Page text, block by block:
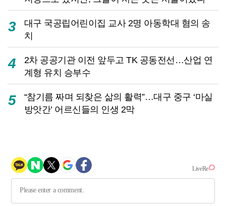
3
대구 국공립어린이집 교사 2명 아동학대 혐의 송
치
4
2차 공공기관 이전 앞두고 TK 공동전선…산업 연
계형 유치 승부수
5
“참기름 짜며 되찾은 삶의 활력”…대구 중구 ‘마실
방앗간’ 어르신들의 인생 2막